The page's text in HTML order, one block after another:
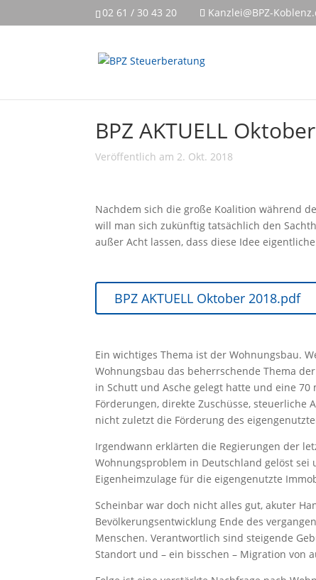
02 61 / 30 43 20 Kanzlei@BPZ-
BPZ AKTUELL
Veröffentlich am 2. Okt. 2018
Nachdem sich die große Koalition während
will man sich zukünftig tatsächlich den
außer Acht lassen, dass diese Idee
BPZ AKTUELL Oktober 2018.pdf
Ein wichtiges Thema ist der Wohnungsbau.
Wohnungsbau das beherrschende Thema
in Schutt und Asche gelegt hatte und eine 70
Förderungen, direkte Zuschüsse, steuerliche
nicht zuletzt die Förderung des
Irgendwann erklärten die Regierungen der
Wohnungsproblem in Deutschland gelöst
Eigenheimzulage für die eigengenutzte
Scheinbar war doch nicht alles gut, akuter
Bevölkerungsentwicklung Ende des
Menschen. Verantwortlich sind steigende
Standort und – ein bisschen – Migration von